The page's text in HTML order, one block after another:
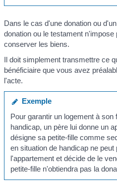
Dans le cas d'une donation ou
donation ou le testament n'impose
conserver les biens.
Il doit simplement transmettre ce
bénéficiaire que vous avez
l'acte.
Exemple
Pour garantir un logement à son
handicap, un père lui donne un
désigne sa petite-fille comme
en situation de handicap ne peut
l'appartement et décide de le
petite-fille n'obtiendra pas la